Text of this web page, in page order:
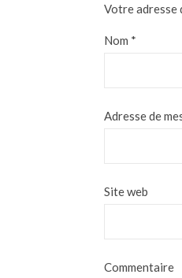
Votre adresse
Nom *
Adresse de
Site web
Commentaire